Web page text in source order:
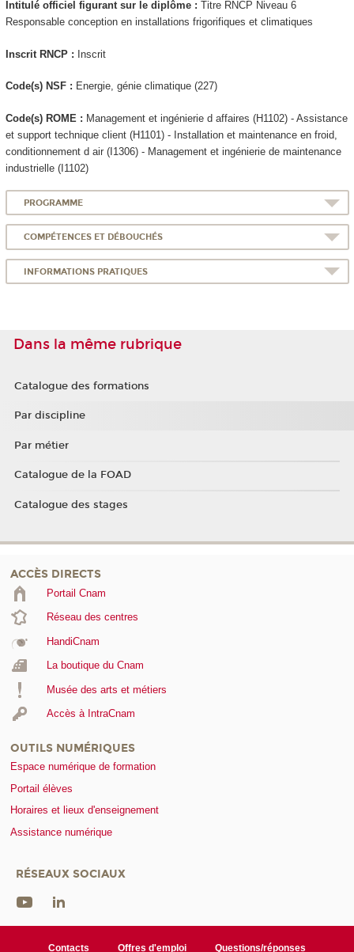
Intitulé officiel figurant sur le diplôme : Titre RNCP Niveau 6
Responsable conception en installations frigorifiques et climatiques
Inscrit RNCP: Inscrit
Code(s) NSF : Energie, génie climatique (227)
Code(s) ROME : Management et ingénierie d affaires (H1102) - Assistance
et support technique client (H1101) - Installation et maintenance en froid,
conditionnement d air (I1306) - Management et ingénierie de maintenance
industrielle (I1102)
PROGRAMME
COMPÉTENCES ET DÉBOUCHÉS
INFORMATIONS PRATIQUES
Dans la même rubrique
Catalogue des formations
Par discipline
Par métier
Catalogue de la FOAD
Catalogue des stages
ACCÈS DIRECTS
Portail Cnam
Réseau des centres
HandiCnam
La boutique du Cnam
Musée des arts et métiers
Accès à IntraCnam
OUTILS NUMÉRIQUES
Espace numérique de formation
Portail élèves
Horaires et lieux d'enseignement
Assistance numérique
RÉSEAUX SOCIAUX
Contacts Offres d'emploi Questions/réponses